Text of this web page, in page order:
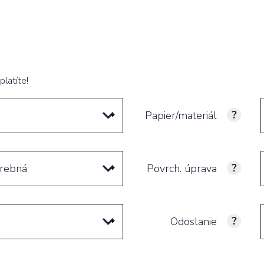
Papier/materiál
Povrch. úprava
Odoslanie